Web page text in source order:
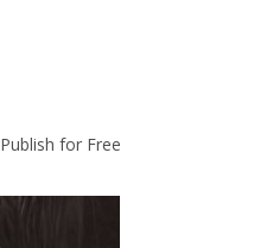
Publish for Free